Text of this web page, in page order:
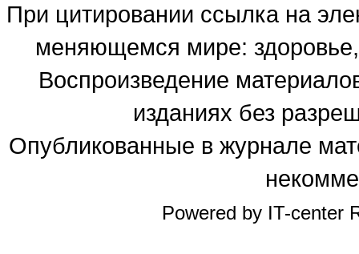
При цитировании ссылка на
меняющемся мире: здоровье,
Воспроизведение
изданиях без
Опубликованные в журнале
Powered by IT-center